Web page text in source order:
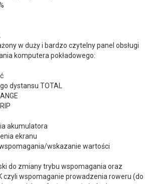
w duży i bardzo czytelny panel obsługi
komputera pokładowego:
dystansu TOTAL
akumulatora
ekranu
wskazanie wartości
do zmiany trybu wspomagania oraz
czyli wspomaganie prowadzenia roweru (do